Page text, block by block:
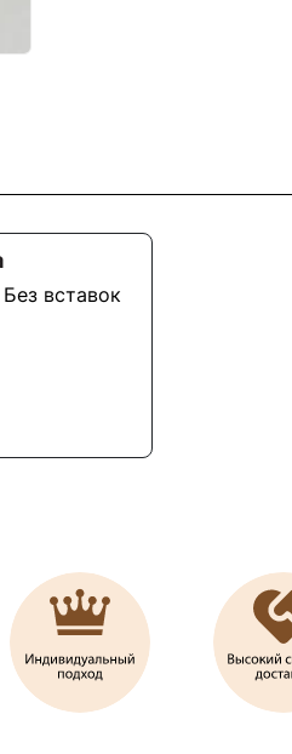
Без вставок